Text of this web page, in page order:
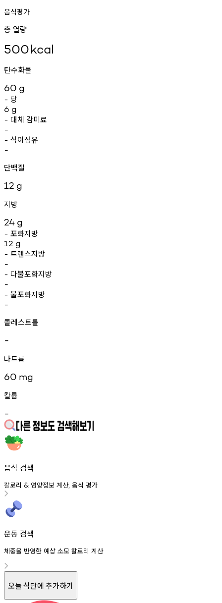
음식평가
총 열량
500kcal
탄수화물
60 g
- 당
6 g
- 대체 감미료
-
- 식이섬유
-
단백질
12 g
지방
24 g
- 포화지방
12 g
- 트랜스지방
-
- 다불포화지방
-
- 불포화지방
-
콜레스트롤
-
나트륨
60 mg
칼륨
-
음식 검색
칼로리 & 영양정보 계산, 음식 평가
운동 검색
체중을 반영한 예상 소모 칼로리 계산
오늘 식단에 추가하기